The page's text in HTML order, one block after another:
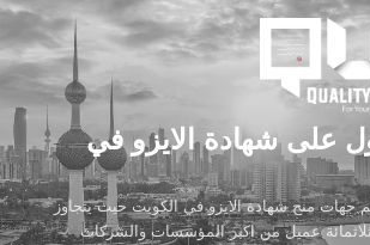
على شهادة الايزو في
جهات منح شهادة الايزو في الكويت حيث يتجاوز
ثلاثمائة عميل من اكبر المؤسسات والشركات